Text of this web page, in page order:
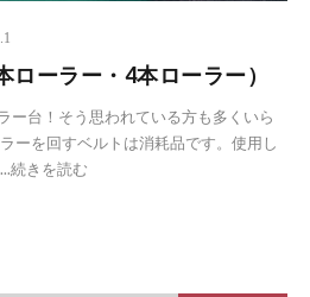
ーラー・4本ローラー）
ー台！そう思われている方も多くいら
ーを回すベルトは消耗品です。使用し
続きを読む